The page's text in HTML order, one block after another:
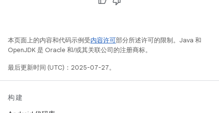
本页面上的内容和代码示例受内容许可部分所述许可的限制。Java 和
OpenJDK 是 Oracle 和/或其关联公司的注册商标。
最后更新时间 (UTC)：2025-07-27。
构建